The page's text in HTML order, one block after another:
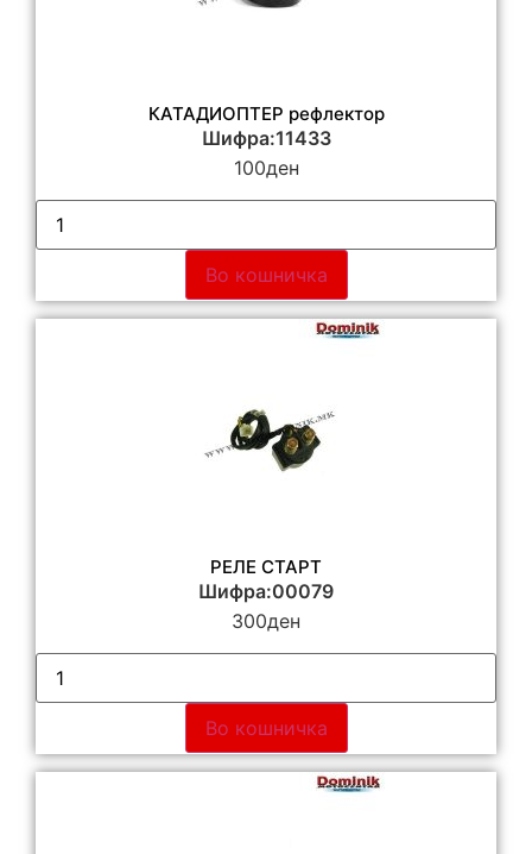
КАТАДИОПТЕР рефлектор
Шифра:11433
100ден
Во кошничка
РЕЛЕ СТАРТ
Шифра:00079
300ден
Во кошничка